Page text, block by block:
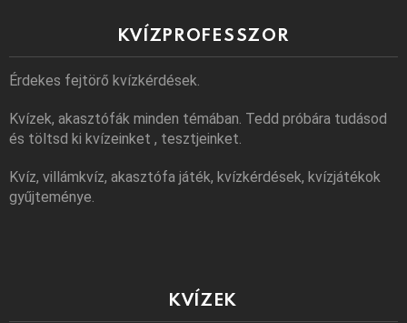
KVÍZPROFESSZOR
Érdekes fejtörő kvízkérdések.
Kvízek, akasztófák minden témában. Tedd próbára tudásod
és töltsd ki kvízeinket , tesztjeinket.
Kvíz, villámkvíz, akasztófa játék, kvízkérdések, kvízjátékok
gyűjteménye.
KVÍZEK